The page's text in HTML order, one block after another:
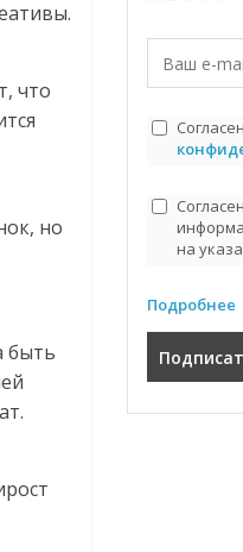
что
но
быть
на
Подробнее